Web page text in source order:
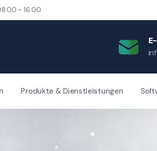
– 16:00
Produkte & Dienstleistungen